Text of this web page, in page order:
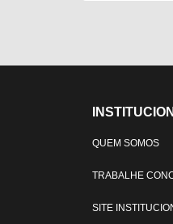
QUEM SOMOS
TRABALHE
SITE